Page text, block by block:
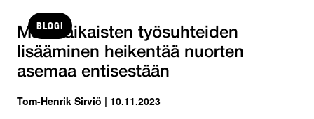
BLOGI
Määräaikaisten työsuhteiden
lisääminen heikentää nuorten
asemaa entisestään
Tom-Henrik Sirviö | 10.11.2023